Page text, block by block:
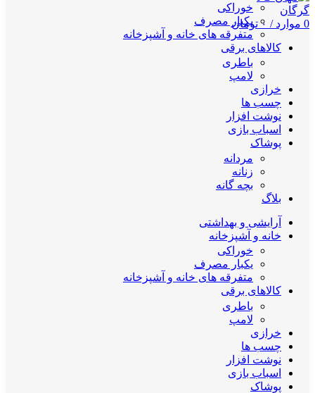
0 موارد / ۰ تومان
خوراکی
یکبار مصرف
متفرقه های خانه و آشپزخانه
کالاهای برقی
باطری
لامپ
خرازی
چسب ها
نوشت افزار
اسباب بازی
پوشاک
مردانه
زنانه
بچه گانه
بلاگ
آرایشی و بهداشتی
خانه و آشپزخانه
خوراکی
یکبار مصرف
متفرقه های خانه و آشپزخانه
کالاهای برقی
باطری
لامپ
خرازی
چسب ها
نوشت افزار
اسباب بازی
پوشاک